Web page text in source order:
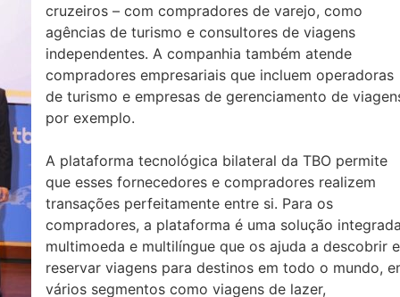
cruzeiros – com compradores de varejo, como
agências de turismo e consultores de viagens
independentes. A companhia também atende
compradores empresariais que incluem operadoras
de turismo e empresas de gerenciamento de
por exemplo.
A plataforma tecnológica bilateral da TBO permite
que esses fornecedores e compradores realizem
transações perfeitamente entre si. Para os
compradores, a plataforma é uma solução
multimoeda e multilíngue que os ajuda a descobrir e
reservar viagens para destinos em todo o mundo,
vários segmentos como viagens de lazer,